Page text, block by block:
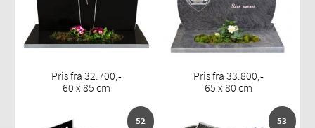
Pris fra 32.700,-
60 x 85 cm
Pris fra 33.800,-
65 x 80 cm
52 53